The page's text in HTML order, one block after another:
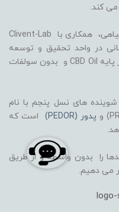
می کند.
ما با بهره گیری از سلول های بنیادی گیاهی، همکاری با Clivent-Lab
در واحد تحقیق و توسعه
(R&D)، فرمولاسیون منحصر به فردی بر پایه CBD Oil و بدون سولفات
های نسل پنجم با نام
پدور (PEDOR)
است که
را بدون واسطه و از طریق
می دهیم.